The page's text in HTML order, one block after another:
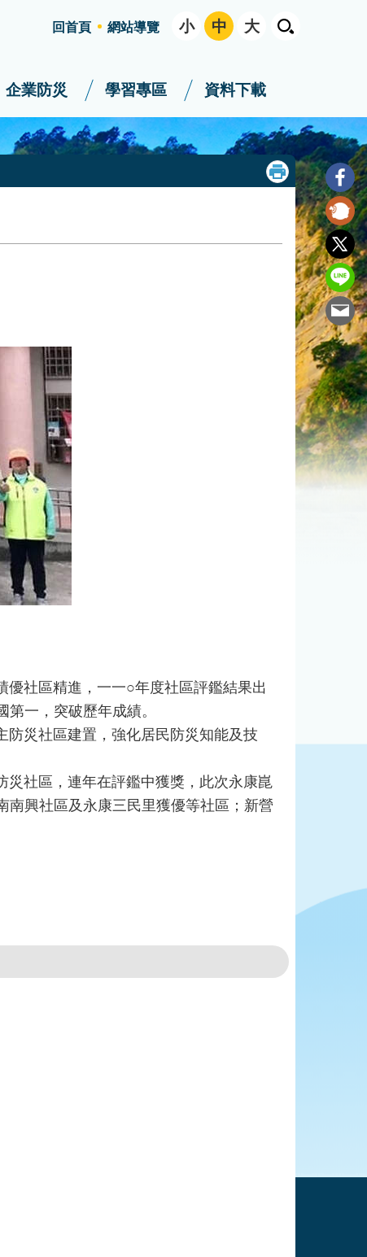
回首頁
網站導覽 小 中 大
企業防災 學習專區 資料下載
社區精進，一一○年度社區評鑑結果出
一，突破歷年成績。
災社區建置，強化居民防災知能及技
社區，連年在評鑑中獲獎，此次永康崑
南興社區及永康三民里獲優等社區；新營